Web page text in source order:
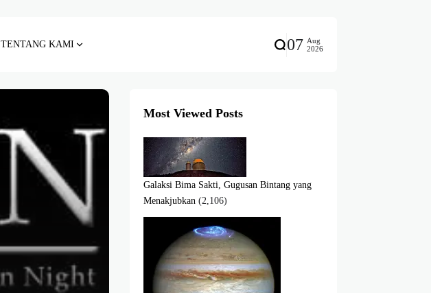
TENTANG KAMI 07 Aug
2026
Most Viewed Posts
Galaksi Bima Sakti, Gugusan Bintang yang
Menakjubkan (2,106)